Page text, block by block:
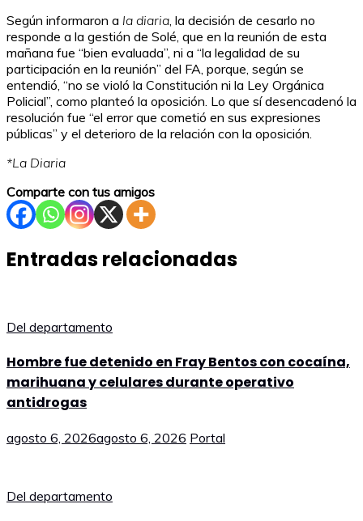
Según informaron a la diaria , la decisión de cesarlo no
responde a la gestión de Solé, que en la reunión de esta
mañana fue “bien evaluada”, ni a “la legalidad de su
participación en la reunión” del FA, porque, según se
entendió, “no se violó la Constitución ni la Ley Orgánica
Policial”, como planteó la oposición. Lo que sí desencadenó la
resolución fue “el error que cometió en sus expresiones
públicas” y el deterioro de la relación con la oposición.
*La Diaria
Comparte con tus amigos
Entradas relacionadas
Del departamento
Hombre fue detenido en Fray Bentos con cocaína,
marihuana y celulares durante operativo
antidrogas
agosto 6, 2026agosto 6, 2026 Portal
Del departamento